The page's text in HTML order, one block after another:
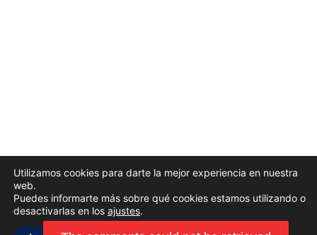
Utilizamos cookies para darte la mejor experiencia en nuestra
web.
Puedes informarte más sobre qué cookies estamos utilizando o
desactivarlas en los ajustes.